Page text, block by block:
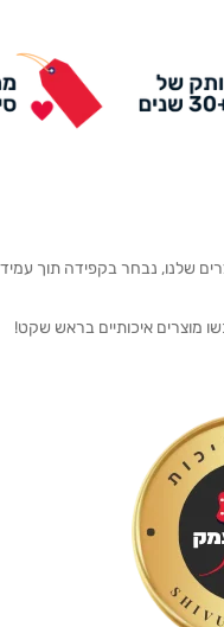
שלנו, נבחר בקפידה תוך
מוצרים איכותיים בראש שקט!